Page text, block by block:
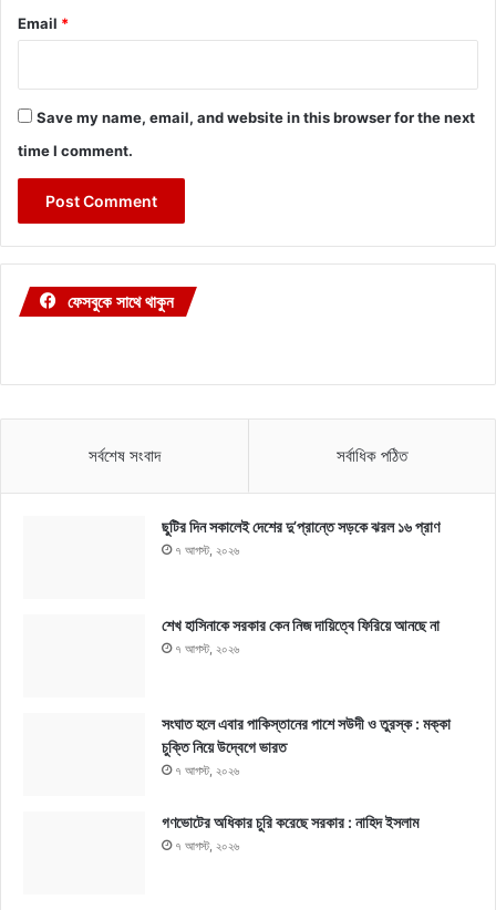
Email *
Save my name, email, and website in this browser for the next
time I comment.
ফেসবুকে সাথে থাকুন
সর্বশেষ সংবাদ সর্বাধিক পঠিত
ছুটির দিন সকালেই দেশের দু’প্রান্তে সড়কে ঝরল ১৬ প্রাণ
৭ আগস্ট, ২০২৬
শেখ হাসিনাকে সরকার কেন নিজ দায়িত্বে ফিরিয়ে আনছে না
৭ আগস্ট, ২০২৬
সংঘাত হলে এবার পাকিস্তানের পাশে সউদী ও তুরস্ক : মক্কা
চুক্তি নিয়ে উদ্বেগে ভারত
৭ আগস্ট, ২০২৬
গণভোটের অধিকার চুরি করেছে সরকার : নাহিদ ইসলাম
৭ আগস্ট, ২০২৬